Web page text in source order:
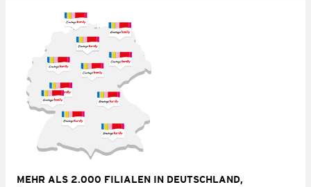
MEHR ALS 2.000 FILIALEN IN DEUTSCHLAND,